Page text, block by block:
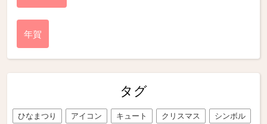
年賀
タグ
ひなまつり アイコン キュート クリスマス
シンボル